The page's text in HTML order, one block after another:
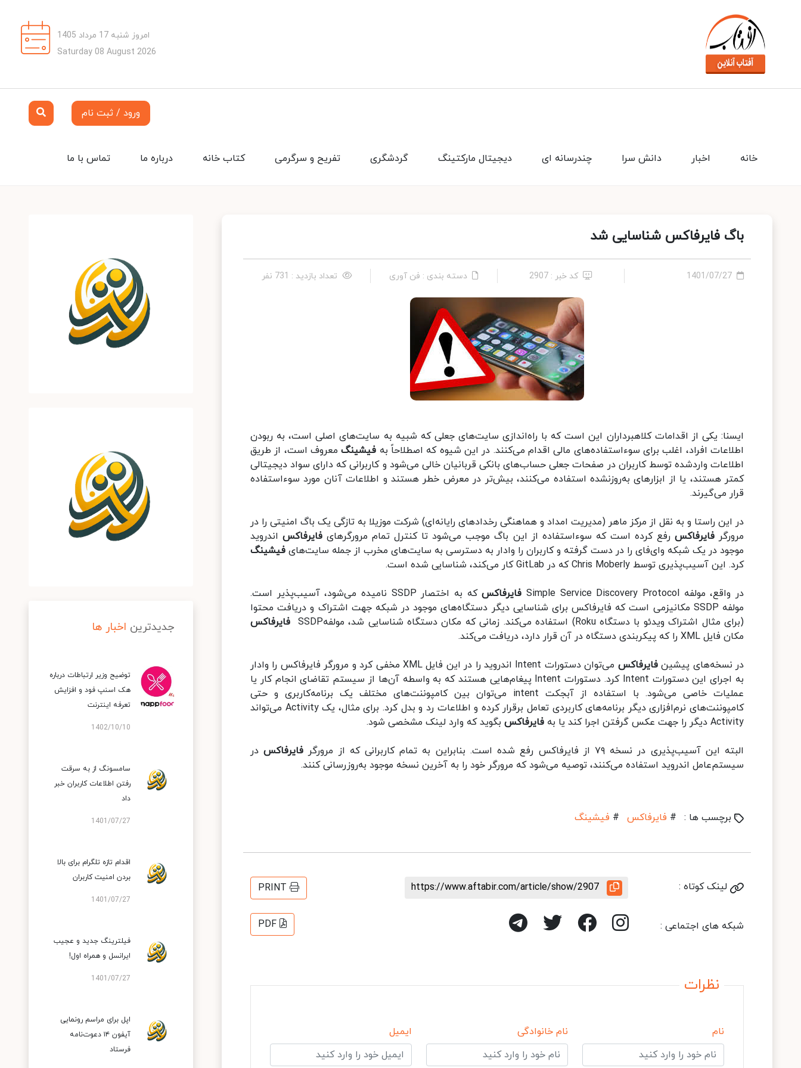
امروز شنبه 17 مرداد 1405
Saturday 08 August 2026
ورود / ثبت نام
تماس با ما درباره ما کتاب خانه تفریح و سرگرمی گردشگری دیجیتال مارکتینگ چندرسانه ای دانش سرا اخبار خانه
باگ فایرفاکس شناسایی شد
1401/07/27 کد خبر : 2907 دسته بندی : فن آوری تعداد بازدید : 731 نفر
ایسنا: یکی از اقدامات کلاهبرداران این است که با راه‌اندازی سایت‌های جعلی که شبیه به سایت‌های اصلی است، به ربودن
اطلاعات افراد، اغلب برای سوءاستفاده‌های مالی اقدام می‌کنند. در این شیوه که اصطلاحاً به فیشینگمعروف است، از طریق
اطلاعات واردشده توسط کاربران در صفحات جعلی حساب‌های بانکی قربانیان خالی می‌شود و کاربرانی که دارای سواد دیجیتالی
کمتر هستند، یا از ابزارهای به‌روزنشده استفاده می‌کنند، بیش‌تر در معرض خطر هستند و اطلاعات آنان مورد سوءاستفاده
قرار می‌گیرند.
در این راستا و به نقل از مرکز ماهر (مدیریت امداد و هماهنگی رخدادهای رایانه‌ای) شرکت موزیلا به تازگی یک باگ امنیتی را در
مرورگرفایرفاکس رفع کرده‌ است که سوءاستفاده از این ‫باگ موجب می‌شود تا کنترل تمام مرورگرهای فایرفاکس ‫اندروید
موجود در یک شبکه وای‌فای را در دست گرفته و کاربران را وادار به دسترسی به سایت‌های مخرب از جمله سایت‌های فیشینگ
کرد. این آسیب‌پذیری توسط Chris Moberly که در GitLab کار می‌کند، شناسایی شده‌ است.
در واقع، مولفه Simple Service Discovery Protocol فایرفاکس
که به اختصار SSDP نامیده می‌شود، آسیب‌پذیر است.
مولفه SSDP مکانیزمی است که فایرفاکس برای شناسایی دیگر دستگاه‌های موجود در شبکه جهت اشتراک و دریافت محتوا
(برای مثال اشتراک ویدئو با دستگاه Roku) استفاده می‌کند. زمانی که مکان دستگاه شناسایی شد، مولفهSSDP
فایرفاکس
مکان فایل XML را که پیکربندی دستگاه در آن قرار دارد، دریافت می‌کند.
در نسخه‌های پیشینفایرفاکس
می‌توان دستورات Intent اندروید را در این فایل XML مخفی کرد و مرورگر فایرفاکس را وادار
به اجرای این دستورات Intent کرد. دستورات Intent پیغام‌هایی هستند که به واسطه آن‌ها از سیستم تقاضای انجام کار یا
عملیات خاصی می‌شود. با استفاده از آبجکت intent می‌توان بین کامپوننت‌های مختلف یک برنامه‌کاربری و حتی
کامپوننت‌های نرم‌افزاری دیگر برنامه‌های کاربردی تعامل برقرار کرده و اطلاعات رد و بدل کرد. برای مثال، یک Activity می‌تواند
Activity دیگر را جهت عکس گرفتن اجرا کند یا به
فایرفاکس بگوید که وارد لینک مشخصی شود.
البته این آسیب‌پذیری در نسخه ۷۹ از فایرفاکس رفع شده است. بنابراین به تمام کاربرانی که از مرورگر فایرفاکسدر
سیستم‌عامل اندروید استفاده می‌کنند، توصیه می‌شود که مرورگر خود را به آخرین نسخه موجود به‌روزرسانی کنند.
برچسب ها : # فایرفاکس # فیشینگ
لینک کوتاه : https://www.aftabir.com/article/show/2907
PRINT
شبکه های اجتماعی : PDF
نظرات
نام نام خانوادگی ایمیل
جدیدترین اخبار ها
توضیح وزیر ارتباطات درباره
هک اسنپ‌ فود و افزایش
تعرفه اینترنت
1402/10/10
سامسونگ از به سرقت
رفتن اطلاعات کاربران خبر
داد
1401/07/27
اقدام تازه تلگرام برای بالا
بردن امنیت کاربران
1401/07/27
فیلترینگ جدید و عجیب
ایرانسل و همراه اول!
1401/07/27
اپل برای مراسم رونمایی
آیفون ۱۴ دعوت‌نامه
فرستاد